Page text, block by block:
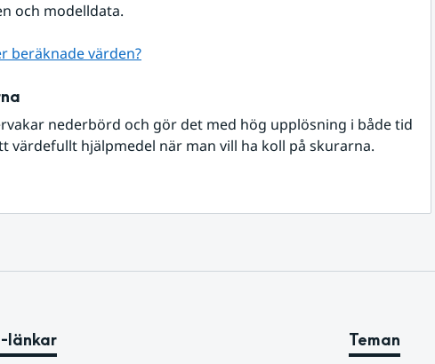
och modelldata.
beräknade värden?
nederbörd och gör det med hög upplösning i både tid
värdefullt hjälpmedel när man vill ha koll på skurarna.
länkar Teman